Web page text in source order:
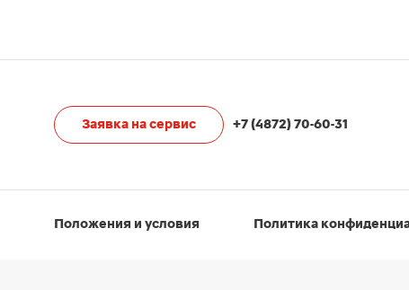
+7 (4872) 70-60-31
Заявка на сервис
Положения и условия Политика